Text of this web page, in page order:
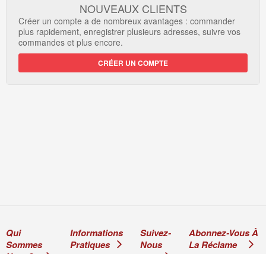
NOUVEAUX CLIENTS
Créer un compte a de nombreux avantages : commander
plus rapidement, enregistrer plusieurs adresses, suivre vos
commandes et plus encore.
CRÉER UN COMPTE
Qui
Sommes
Informations
Pratiques
Suivez-
Nous
Abonnez-Vous À
La Réclame